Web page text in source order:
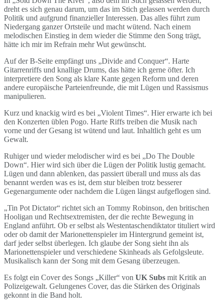
dreht es sich genau darum, um das im Stich gelassen werden durch
Politik und aufgrund finanzieller Interessen. Das alles führt zum
Niedergang ganzer Ortsteile und macht wütend. Nach einem
melodischen Einstieg in dem wieder die Stimme den Song trägt,
hätte ich mir im Refrain mehr Wut gewünscht.
Auf der B-Seite empfängt uns „Divide and Conquer“. Harte
Gitarrenriffs und knallige Drums, das hätte ich gerne öfter. Ich
interpretiere den Song als klare Kante gegen Reform und deren
andere europäische Parteienfreunde, die mit Lügen und Rassismus
manipulieren.
Kurz und knackig wird es bei „Violent Times“. Hier erwarte ich bei
den Konzerten üblen Pogo. Harte Riffs treiben die Musik nach
vorne und der Gesang ist wütend und laut. Inhaltlich geht es um
Gewalt.
Ruhiger und wieder melodischer wird es bei „Do The Double
Down“. Hier wird sich über die Lügen der Politik lustig gemacht.
Lügen und dann ablenken, das passiert überall und muss als das
benannt werden was es ist, dem stur bleiben trotz besserer
Gegenargumente oder nachdem die Lügen längst aufgeflogen sind.
„Tin Pot Dictator“ richtet sich an Tommy Robinson, den britischen
Hooligan und Rechtsextremisten, der die rechte Bewegung in
England anführt. Ob er selbst als Westentaschendiktator tituliert wird
oder ob damit der Marionettenspieler im Hintergrund gemeint ist,
darf jeder selbst überlegen. Ich glaube der Song sieht ihn als
Marionettenspieler und verschiedene Skinheads als Gefolgsleute.
Musikalisch kann der Song mit dem Gesang überzeugen.
Es folgt ein Cover des Songs „Killer“ von UK Subs mit Kritik an
Polizeigewalt. Gelungenes Cover, das die Stärken des Originals
gekonnt in die Band holt.